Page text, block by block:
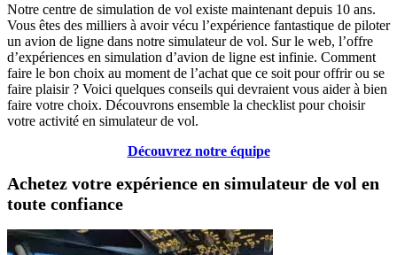
Notre centre de simulation de vol existe maintenant depuis 10 ans.
Vous êtes des milliers à avoir vécu l’expérience fantastique de piloter
un avion de ligne dans notre simulateur de vol. Sur le web, l’offre
d’expériences en simulation d’avion de ligne est infinie. Comment
faire le bon choix au moment de l’achat que ce soit pour offrir ou se
faire plaisir ? Voici quelques conseils qui devraient vous aider à bien
faire votre choix. Découvrons ensemble la checklist pour choisir
votre activité en simulateur de vol.
Découvrez notre équipe
Achetez votre expérience en simulateur de vol en
toute confiance